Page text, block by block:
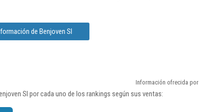
de Benjoven Sl
Información ofrecida por
Sl por cada uno de los rankings según sus ventas: